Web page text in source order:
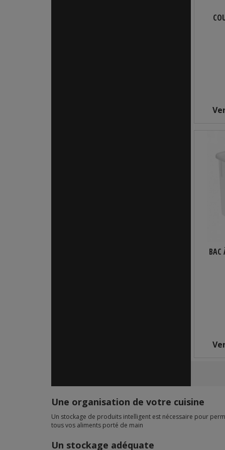
BAC
Une organisation de votre cuisine
Un stockage de produits intelligent est nécessaire pour
tous vos aliments porté de main
Un stockage adéquate